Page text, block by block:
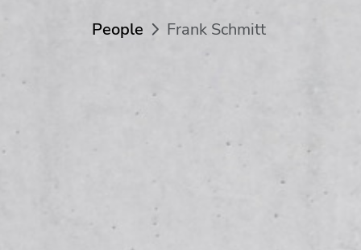
People Frank Schmitt